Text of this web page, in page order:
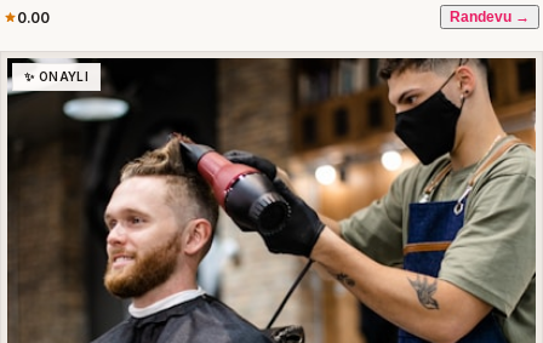
0.00 Randevu →
✨ ONAYLI